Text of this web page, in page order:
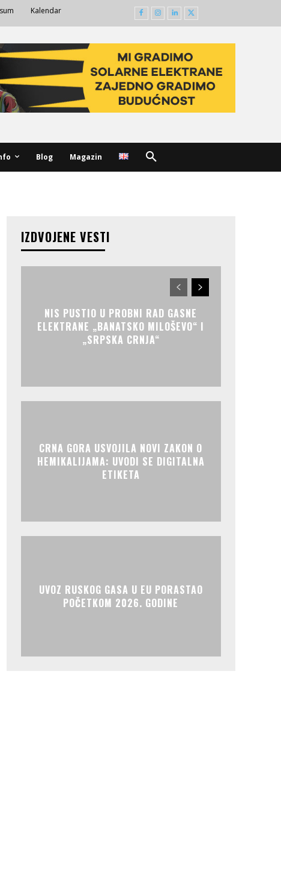
Kalendar
Blog Magazin
IZDVOJENE VESTI
NIS PUSTIO U PROBNI RAD GASNE
ELEKTRANE „BANATSKO MILOŠEVO“ I
„SRPSKA CRNJA“
CRNA GORA USVOJILA NOVI ZAKON O
HEMIKALIJAMA: UVODI SE DIGITALNA
ETIKETA
UVOZ RUSKOG GASA U EU PORASTAO
POČETKOM 2026. GODINE